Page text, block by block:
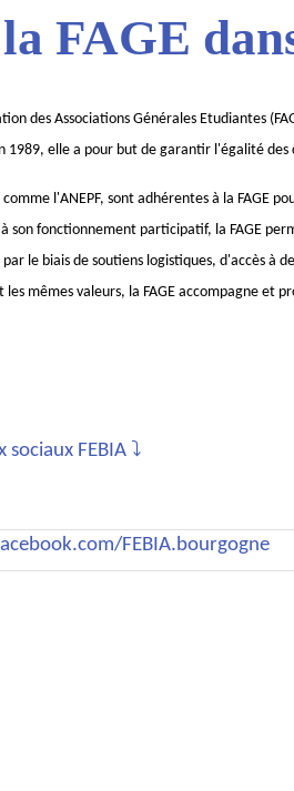
FAGE
des Associations Générales Etudiantes (
1989, elle a pour but de garantir l'égalité des
comme l'ANEPF, sont adhérentes à la FAGE
son fonctionnement participatif, la FAGE
le biais de soutiens logistiques, d'accès à
les mêmes valeurs, la FAGE accompagne et
sociaux FEBIA ⤵️
FEBIA.bourgogne